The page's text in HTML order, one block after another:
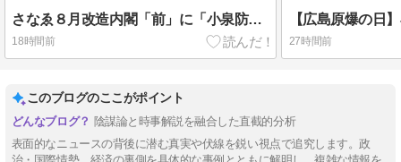
さなゑ８月改造内閣「前」に「小泉防衛大臣」に辞表を提出させろ。
18時間前 27時間前
このブログのここがポイント
陰謀論と時事解説を融合した直截的分析
表面的なニュースの背後に潜む真実や伏線を鋭い視点で追究します。政